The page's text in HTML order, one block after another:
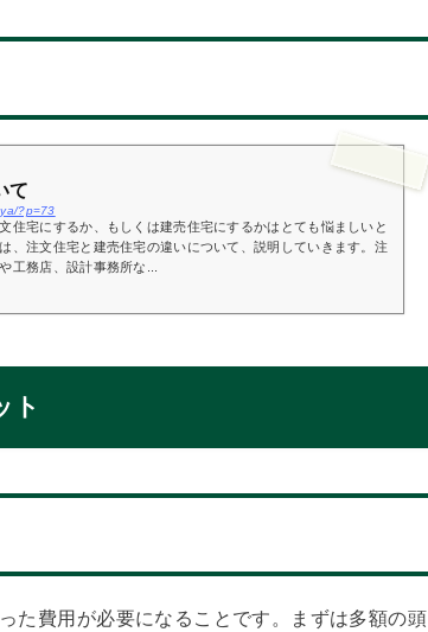
て
?p=73
住宅にするか、もしくは建売住宅にするかはとても悩ましいと
、注文住宅と建売住宅の違いについて、説明していきます。注
工務店、設計事務所な...
ト
た費用が必要になることです。まずは多額の頭